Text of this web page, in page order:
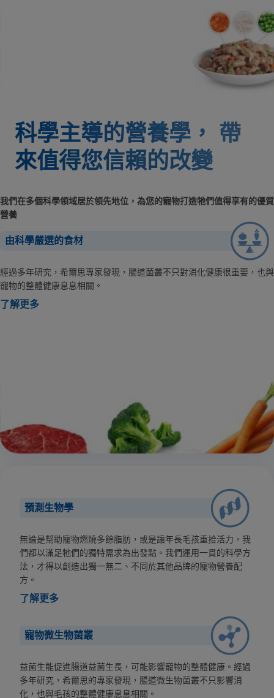
科學主導的營養學， 帶
來值得您信賴的改變
我們在多個科學領域居於領先地位，為您的寵物打造牠們值得享有的優質
營養
由科學嚴選的食材
經過多年研究，希爾思專家發現，腸道菌叢不只對消化健康很重要，也與
寵物的整體健康息息相關。
了解更多
預測生物學
無論是幫助寵物燃燒多餘脂肪，或是讓年長毛孩重拾活力，我
們都以滿足牠們的獨特需求為出發點。我們運用一貫的科學方
法，才得以創造出獨一無二、不同於其他品牌的寵物營養配
方。
了解更多
寵物微生物菌叢
益菌生能促進腸道益菌生長，可能影響寵物的整體健康。經過
多年研究，希爾思的專家發現，腸道微生物菌叢不只影響消
化，也與毛孩的整體健康息息相關。